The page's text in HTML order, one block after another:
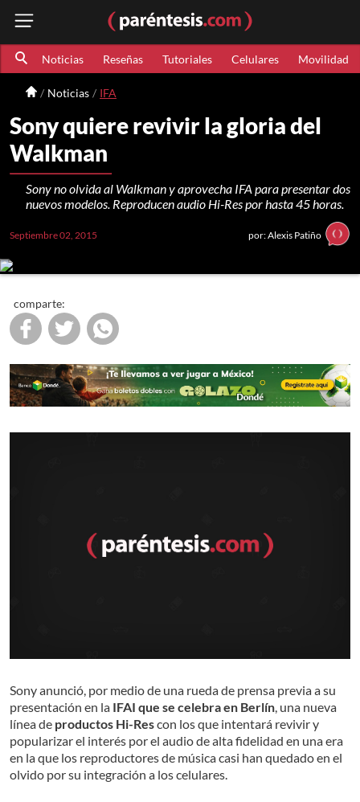
Noticias Reseñas Tutoriales Celulares Movilidad
Noticias IFA
Sony quiere revivir la gloria del
Walkman
Sony no olvida al Walkman y aprovecha IFA para presentar dos
nuevos modelos. Reproducen audio Hi-Res por hasta 45 horas.
Septiembre 02, 2015 por: Alexis Patiño
comparte:
Sony anunció, por medio de una rueda de prensa previa a su
presentación en la IFAI que se celebra en Berlín, una nueva
línea de productos Hi-Rescon los que intentará revivir y
popularizar el interés por el audio de alta fidelidad en una era
en la que los reproductores de música casi han quedado en el
olvido por su integración a los celulares.